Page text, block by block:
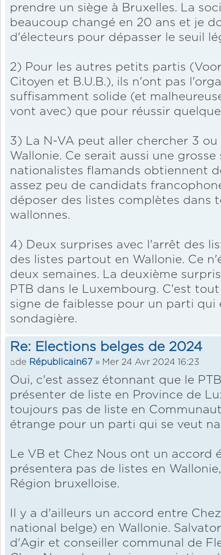
prendre un siège à Bruxelles. La
beaucoup changé en 20 ans et je
d'électeurs pour dépasser le seuil
2) Pour les autres petits partis
Citoyen et B.U.B.), ils n'ont pas
suffisamment solide (et
vont avec) que pour réussir
3) La N-VA peut aller chercher 3
Wallonie. Ce serait aussi une
nationalistes flamands obtiennent
assez peu de candidats
déposer des listes complètes dans
wallonnes.
4) Deux surprises avec l'arrêt des
des listes partout en Wallonie. Ce
deux semaines. La deuxième
PTB dans le Luxembourg. C'est
signe de faiblesse pour un parti qui
sondagière.
Re: Elections belges de 2024
de Républicain67 » Mer 24 Avr 2024 16:23
Oui, c'est assez étonnant que le
présenter de liste en Province de
toujours pas de liste en
étrange pour un parti qui se veut
Le VB et Chez Nous ont un accord
présentera pas de listes en
Région bruxelloise.
Il y a d'ailleurs un accord entre
national belge) en Wallonie.
d'Agir et conseiller communal de